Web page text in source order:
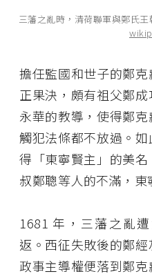
三藩之亂時，清荷聯軍與鄭氏
擔任監國和世子的鄭
正果決，頗有祖父鄭
永華的教導，使得鄭
觸犯法條都不放過。
得「東寧賢主」的美
叔鄭聰等人的不滿，東
1681 年，三藩之亂
返。西征失敗後的鄭經
政事主導權便落到鄭